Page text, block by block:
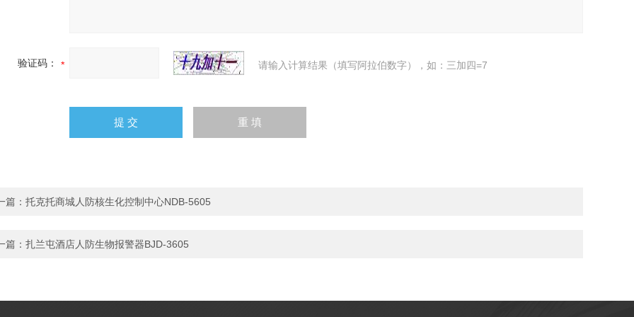
验证码： 请输入计算结果（填写阿拉伯数字），如：三加四=7
篇： 托克托商城人防核生化控制中心NDB-5605
篇： 扎兰屯酒店人防生物报警器BJD-3605